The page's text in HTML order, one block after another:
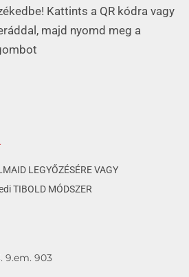
Kattints a QR kódra vagy
majd nyomd meg a
LEGYŐZÉSÉRE VAGY
TIBOLD MÓDSZER
9.em. 903